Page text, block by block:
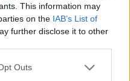
This information may
on the IAB’s List of
further disclose it to other
Outs
gyorsjelentés után,
dollár közötti EBITDA-t
pénzárammal